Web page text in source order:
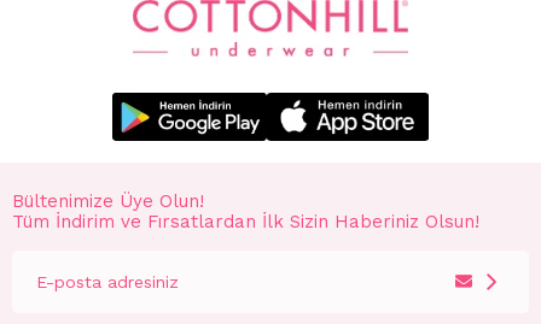
Bültenimize Üye Olun!
Tüm İndirim ve Fırsatlardan İlk Sizin Haberiniz Olsun!